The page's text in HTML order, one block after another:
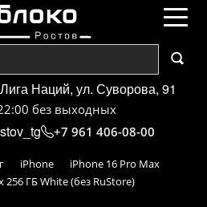
Наций, ул. Суворова, 91
без выходных
+7 961 406-08-00
iPhone
iPhone 16 Pro Max
ГБ White (без RuStore)